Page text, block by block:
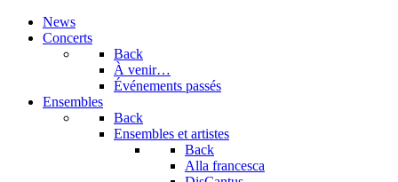
News
Concerts
Back
À venir…
Événements passés
Ensembles
Back
Ensembles et artistes
Back
Alla francesca
précédente
précédent
suivante
suivant